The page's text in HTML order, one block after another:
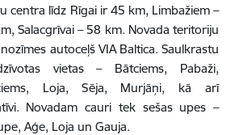
centra līdz Rīgai ir 45 km, Limbažiem –
Salacgrīvai – 58 km. Novada teritoriju
autoceļš VIA Baltica. Saulkrastu
vietas – Bātciems, Pabaži,
Loja, Sēja, Murjāņi, kā arī
Novadam cauri tek sešas upes –
Aģe, Loja un Gauja.